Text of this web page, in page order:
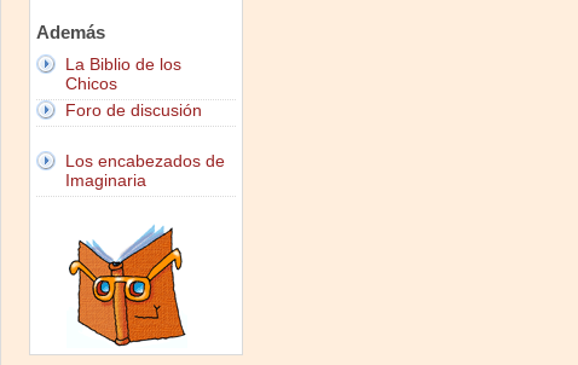
Además
La Biblio de los
Chicos
Foro de discusión
Los encabezados de
Imaginaria